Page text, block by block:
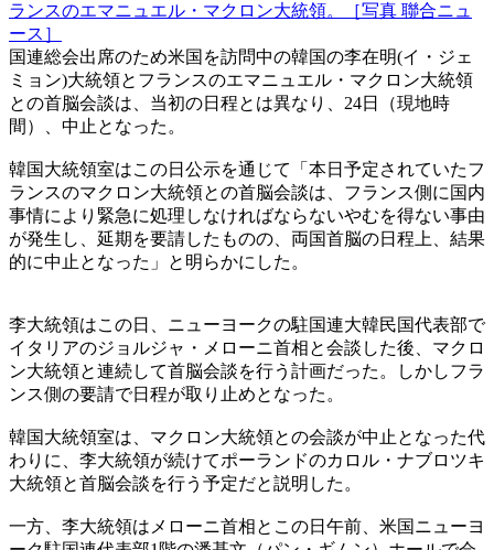
ランスのエマニュエル・マクロン大統領。［写真 聯合ニュ
ース］
国連総会出席のため米国を訪問中の韓国の李在明(イ・ジェ
ミョン)大統領とフランスのエマニュエル・マクロン大統領
との首脳会談は、当初の日程とは異なり、24日（現地時
間）、中止となった。
韓国大統領室はこの日公示を通じて「本日予定されていたフ
ランスのマクロン大統領との首脳会談は、フランス側に国内
事情により緊急に処理しなければならないやむを得ない事由
が発生し、延期を要請したものの、両国首脳の日程上、結果
的に中止となった」と明らかにした。
李大統領はこの日、ニューヨークの駐国連大韓民国代表部で
イタリアのジョルジャ・メローニ首相と会談した後、マクロ
ン大統領と連続して首脳会談を行う計画だった。しかしフラ
ンス側の要請で日程が取り止めとなった。
韓国大統領室は、マクロン大統領との会談が中止となった代
わりに、李大統領が続けてポーランドのカロル・ナブロツキ
大統領と首脳会談を行う予定だと説明した。
一方、李大統領はメローニ首相とこの日午前、米国ニューヨ